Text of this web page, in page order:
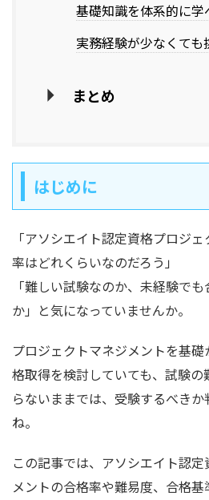
基礎知識を体系的に学
実務経験が少なくても
まとめ
はじめに
「アソシエイト認定資格プロジ
率はどれくらいなのだろう」
「難しい試験なのか、未経験で
か」と気になっていませんか。
プロジェクトマネジメントを基
格取得を検討していても、試験
らないままでは、受験するべき
ね。
この記事では、アソシエイト認
メントの合格率や難易度、合格